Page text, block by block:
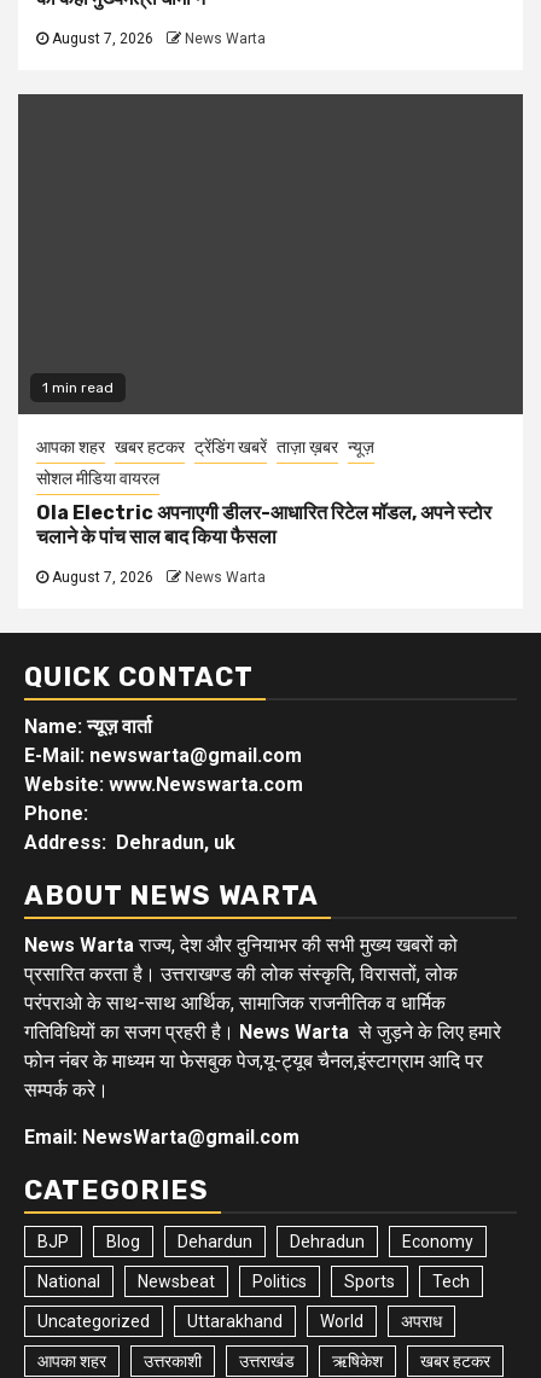
August 7, 2026 News Warta
1 min read
आपका शहर खबर हटकर ट्रेंडिंग खबरें ताज़ा ख़बर न्यूज़
सोशल मीडिया वायरल
Ola Electric अपनाएगी डीलर-आधारित रिटेल मॉडल, अपने स्टोर
चलाने के पांच साल बाद किया फैसला
August 7, 2026 News Warta
QUICK CONTACT
Name: न्यूज़ वार्ता
E-Mail: newswarta@gmail.com
Website: www.Newswarta.com
Phone:
Address: Dehradun, uk
ABOUT NEWS WARTA
News Wartaराज्य, देश और दुनियाभर की सभी मुख्य खबरों को
प्रसारित करता है। उत्तराखण्ड की लोक संस्कृति, विरासतों, लोक
परंपराओ के साथ-साथ आर्थिक, सामाजिक राजनीतिक व धार्मिक
गतिविधियों का सजग प्रहरी है। News Warta से जुड़ने के लिए हमारे
फोन नंबर के माध्यम या फेसबुक पेज,यू-ट्यूब चैनल,इंस्टाग्राम आदि पर
सम्पर्क करे।
Email: NewsWarta@gmail.com
CATEGORIES
BJP Blog Dehardun Dehradun Economy
National Newsbeat Politics Sports Tech
Uncategorized Uttarakhand World अपराध
आपका शहर उत्तरकाशी उत्तराखंड ऋषिकेश खबर हटकर